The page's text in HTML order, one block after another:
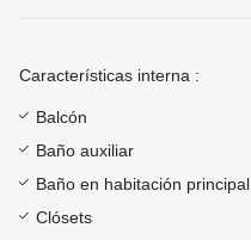
Características interna :
Balcón
Baño auxiliar
Baño en habitación principal
Clósets